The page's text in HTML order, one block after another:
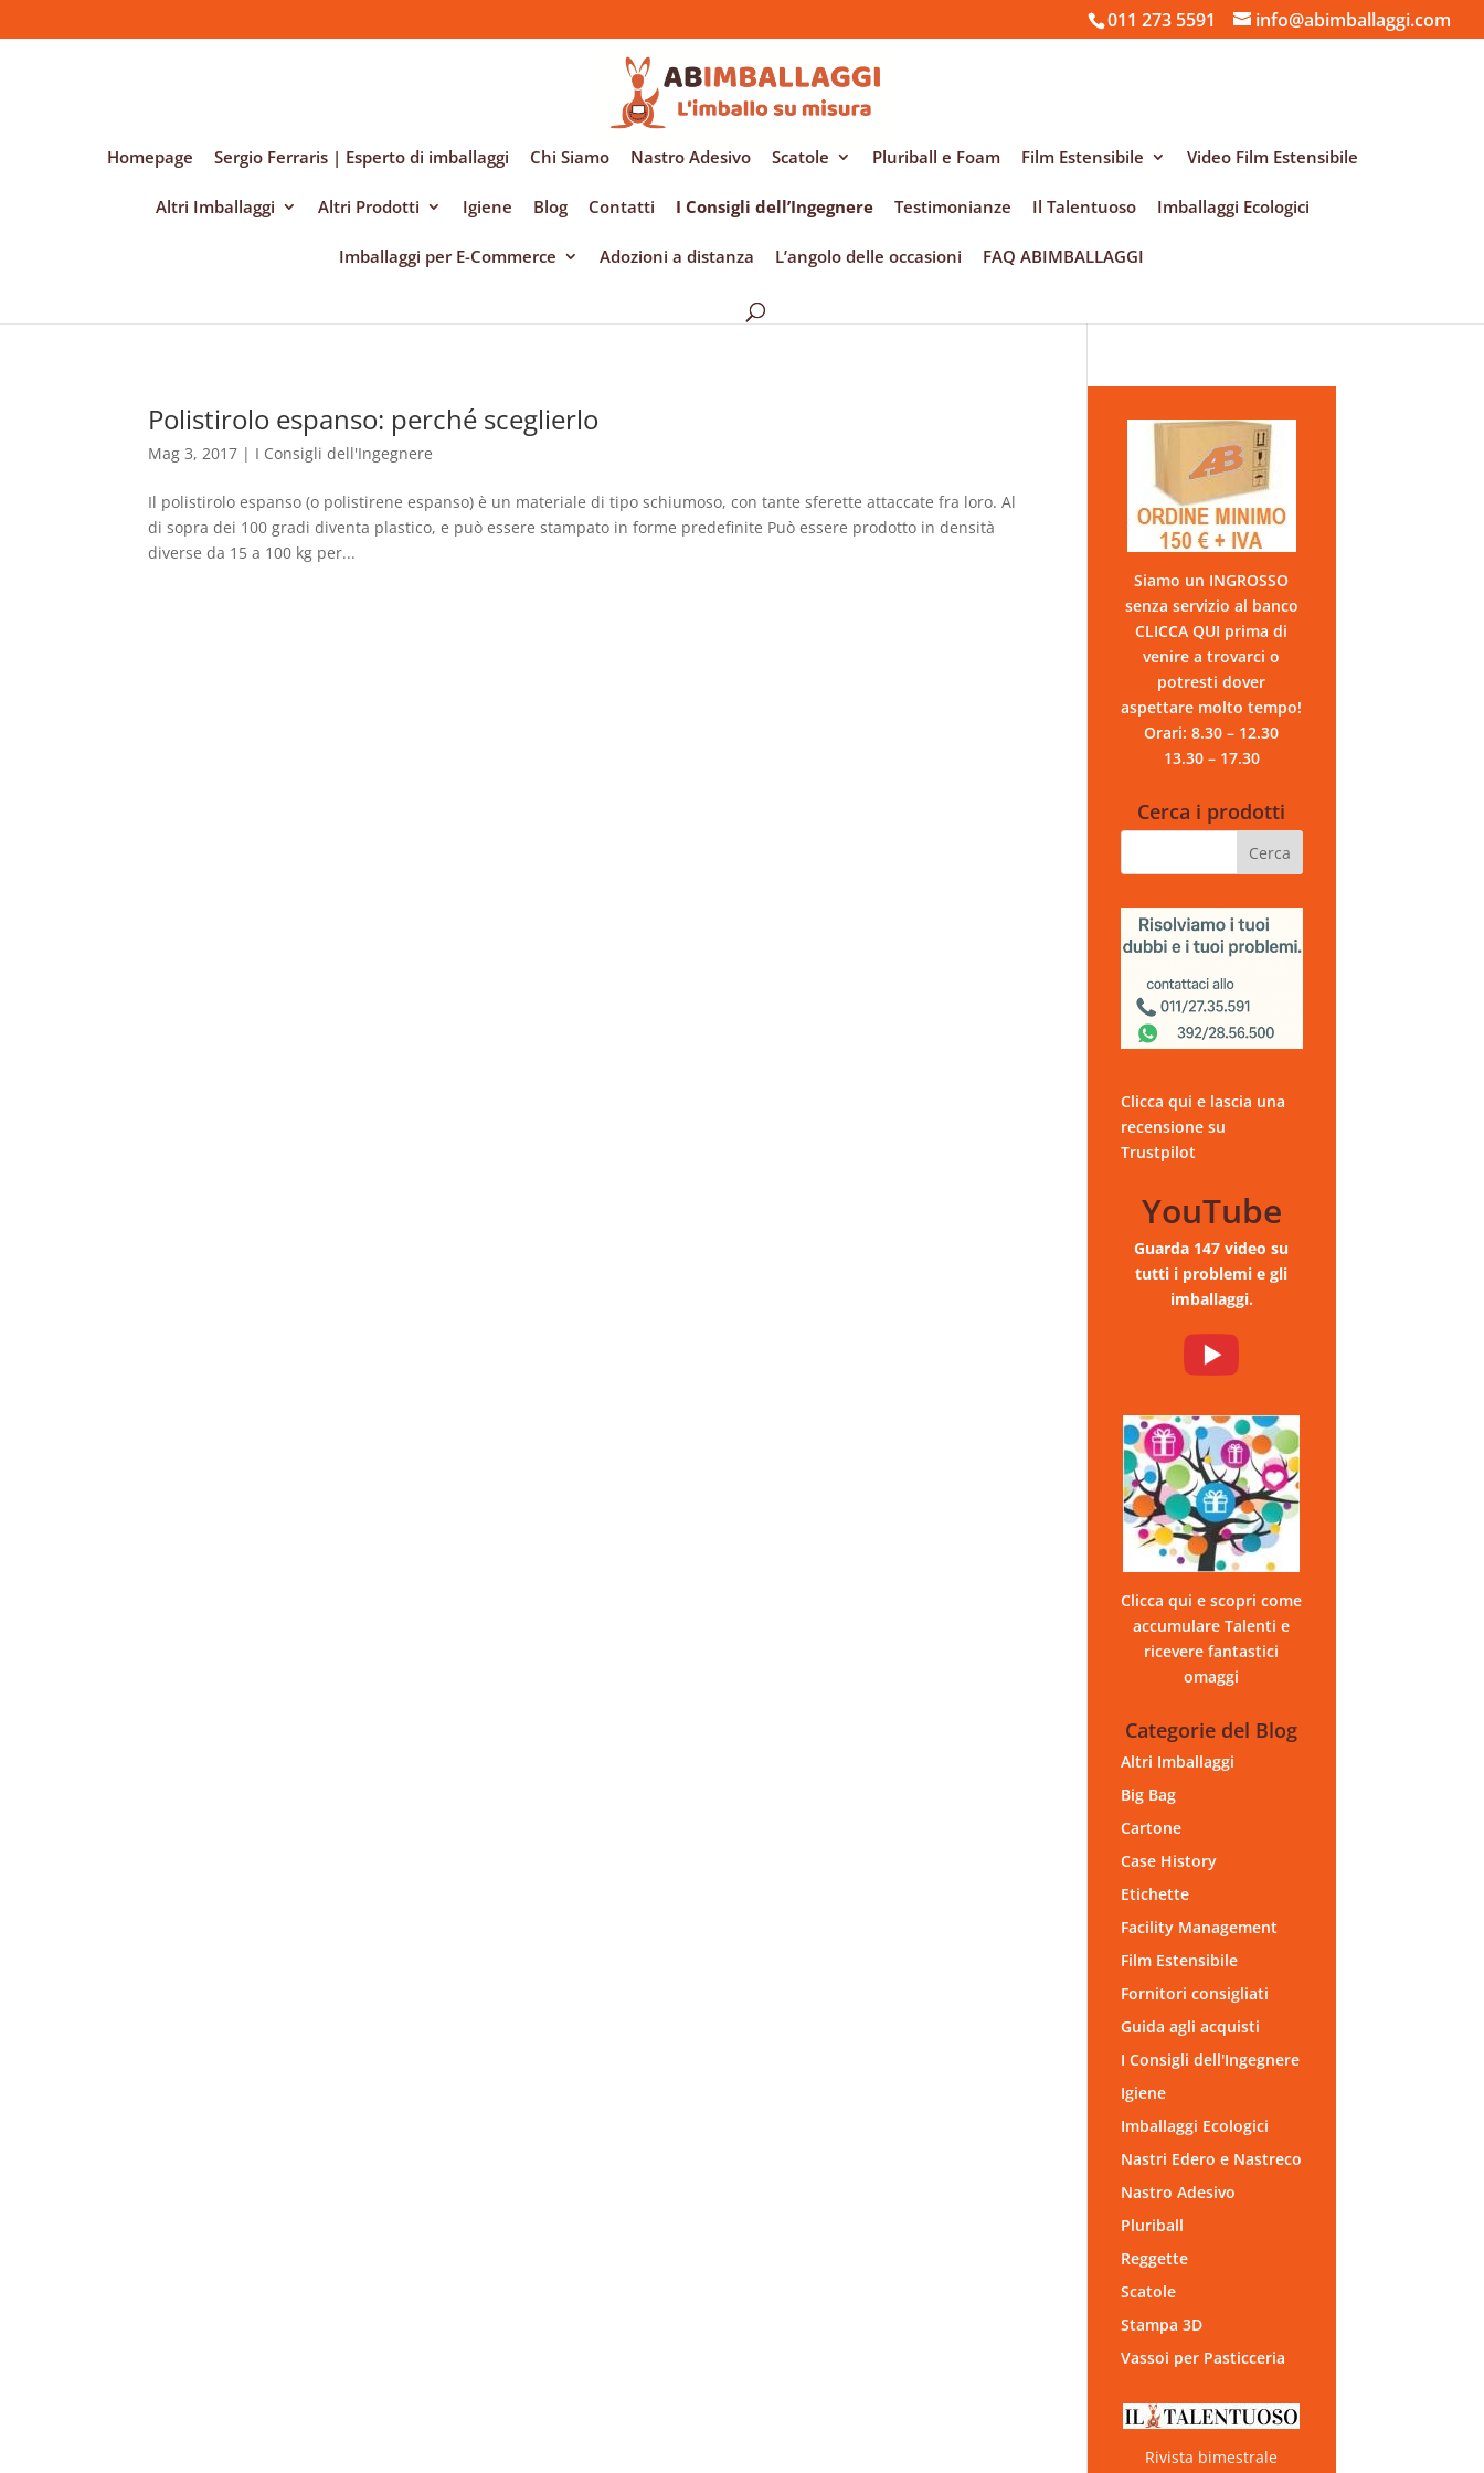
011 273 5591 info@abimballaggi.com
Homepage Sergio Ferraris | Esperto di imballaggi Chi Siamo Nastro Adesivo Scatole Pluriball e Foam Film Estensibile Video Film Estensibile
Altri Imballaggi Altri Prodotti Igiene Blog Contatti I Consigli dell’Ingegnere Testimonianze Il Talentuoso Imballaggi Ecologici
Imballaggi per E-Commerce Adozioni a distanza L’angolo delle occasioni FAQ ABIMBALLAGGI
Polistirolo espanso: perché sceglierlo
Mag 3, 2017 | I Consigli dell'Ingegnere
Il polistirolo espanso (o polistirene espanso) è un materiale di tipo schiumoso, con tante sferette attaccate fra loro. Al
di sopra dei 100 gradi diventa plastico, e può essere stampato in forme predefinite Può essere prodotto in densità
diverse da 15 a 100 kg per...
Siamo un INGROSSO
senza servizio al banco
CLICCA QUI prima di
venire a trovarci o
potresti dover
aspettare molto tempo!
Orari: 8.30 – 12.30
13.30 – 17.30
Cerca i prodotti
Clicca qui e lascia una
recensione su
Trustpilot
YouTube
Guarda 147 video su
tutti i problemi e gli
imballaggi.
Clicca qui e scopri come
accumulare Talenti e
ricevere fantastici
omaggi
Categorie del Blog
Altri Imballaggi
Big Bag
Cartone
Case History
Etichette
Facility Management
Film Estensibile
Fornitori consigliati
Guida agli acquisti
I Consigli dell'Ingegnere
Igiene
Imballaggi Ecologici
Nastri Edero e Nastreco
Nastro Adesivo
Pluriball
Reggette
Scatole
Stampa 3D
Vassoi per Pasticceria
Rivista bimestrale